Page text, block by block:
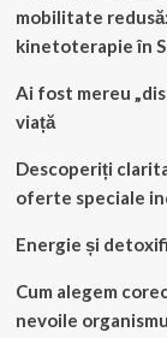
mobilitate
kinetoterapie în
Ai fost mereu
viață
Descoperiți
oferte speciale
Energie și
Cum alegem
nevoile